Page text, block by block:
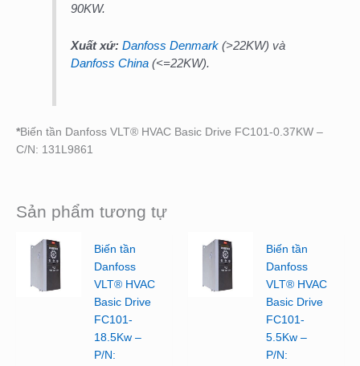
90KW.
Xuất xứ: Danfoss Denmark (>22KW) và
Danfoss China (<=22KW).
*Biến tần Danfoss VLT® HVAC Basic Drive FC101-0.37KW –
C/N: 131L9861
Sản phẩm tương tự
Biến tần
Danfoss
VLT® HVAC
Basic Drive
FC101-
18.5Kw –
P/N:
Biến tần
Danfoss
VLT® HVAC
Basic Drive
FC101-
5.5Kw –
P/N: